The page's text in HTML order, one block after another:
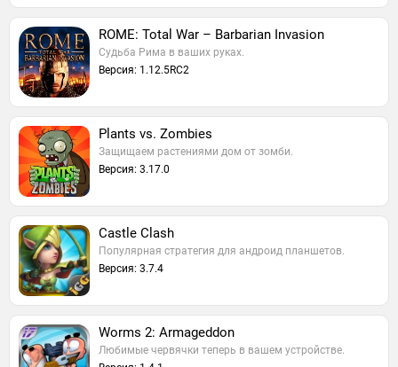
ROME: Total War – Barbarian Invasion
Судьба Рима в ваших руках.
Версия: 1.12.5RC2
Plants vs. Zombies
Защищаем растениями дом от зомби.
Версия: 3.17.0
Castle Clash
Популярная стратегия для андроид планшетов.
Версия: 3.7.4
Worms 2: Armageddon
Любимые червячки теперь в вашем устройстве.